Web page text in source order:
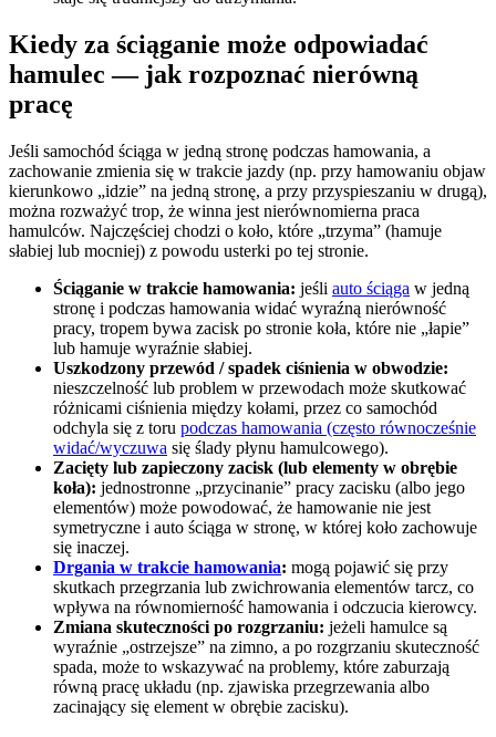
Kiedy za ściąganie może odpowiadać
hamulec — jak rozpoznać nierówną
pracę
Jeśli samochód ściąga w jedną stronę podczas hamowania, a
zachowanie zmienia się w trakcie jazdy (np. przy hamowaniu objaw
kierunkowo „idzie” na jedną stronę, a przy przyspieszaniu w drugą),
można rozważyć trop, że winna jest nierównomierna praca
hamulców. Najczęściej chodzi o koło, które „trzyma” (hamuje
słabiej lub mocniej) z powodu usterki po tej stronie.
Ściąganie w trakcie hamowania: jeśli auto ściąga w jedną
stronę i podczas hamowania widać wyraźną nierówność
pracy, tropem bywa zacisk po stronie koła, które nie „łapie”
lub hamuje wyraźnie słabiej.
Uszkodzony przewód / spadek ciśnienia w obwodzie:
nieszczelność lub problem w przewodach może skutkować
różnicami ciśnienia między kołami, przez co samochód
odchyla się z toru podczas hamowania (często równocześnie
widać/wyczuwa się ślady płynu hamulcowego).
Zacięty lub zapieczony zacisk (lub elementy w obrębie
koła): jednostronne „przycinanie” pracy zacisku (albo jego
elementów) może powodować, że hamowanie nie jest
symetryczne i auto ściąga w stronę, w której koło zachowuje
się inaczej.
Drgania w trakcie hamowania: mogą pojawić się przy
skutkach przegrzania lub zwichrowania elementów tarcz, co
wpływa na równomierność hamowania i odczucia kierowcy.
Zmiana skuteczności po rozgrzaniu: jeżeli hamulce są
wyraźnie „ostrzejsze” na zimno, a po rozgrzaniu skuteczność
spada, może to wskazywać na problemy, które zaburzają
równą pracę układu (np. zjawiska przegrzewania albo
zacinający się element w obrębie zacisku).